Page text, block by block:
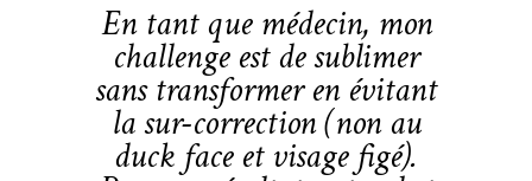
En tant que médecin, mon
challenge est de sublimer
sans transformer en évitant
la sur-correction (non au
duck face et visage figé).